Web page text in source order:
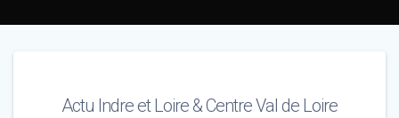
Actu Indre et Loire & Centre Val de Loire